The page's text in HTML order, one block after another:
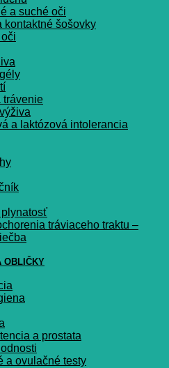
a suché oči
kontaktné šošovky
trávenie
a laktózová intolerancia
tráviaceho traktu –
OBLIČKY
a prostata
a ovulačné testy